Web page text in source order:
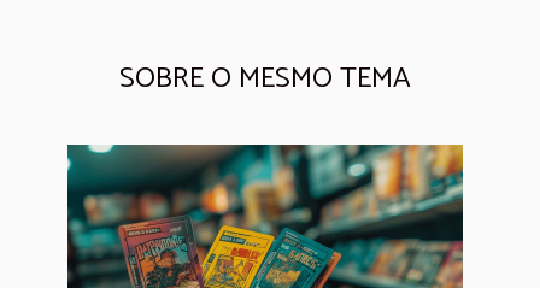
SOBRE O MESMO TEMA